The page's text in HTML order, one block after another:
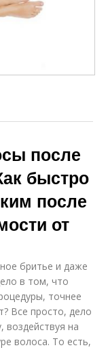
после
быстро
после
от
бритье и даже
в том, что
точнее
Все просто, дело
воздействуя на
волоса. То есть,